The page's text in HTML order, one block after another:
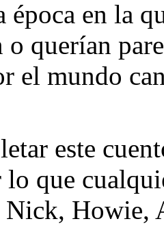
en la
querían
el mundo
este
que
Howie,